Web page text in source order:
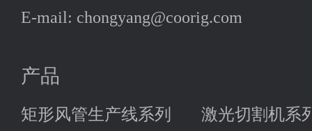
E-mail: chongyang@coorig.com
产品
矩形风管生产线系列 激光切割机系